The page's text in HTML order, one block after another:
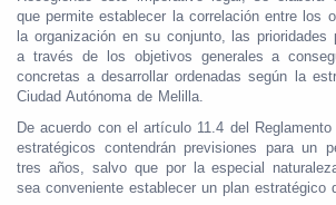
que permite establecer la correlación entre los
la organización en su conjunto, las prioridades
a través de los objetivos generales a
concretas a desarrollar ordenadas según la
Ciudad Autónoma de Melilla.
De acuerdo con el artículo 11.4 del
estratégicos contendrán previsiones para un
tres años, salvo que por la especial
sea conveniente establecer un plan estratégico